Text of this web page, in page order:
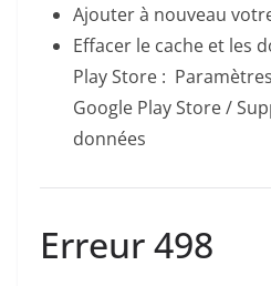
Ajouter à nouveau
Effacer le cache et les
Play Store :
Google Play Store /
données
Erreur 498